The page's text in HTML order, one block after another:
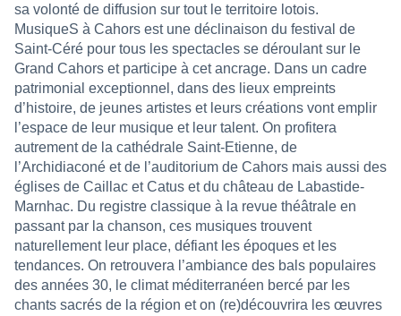
sa volonté de diffusion sur tout le territoire lotois.
MusiqueS à Cahors est une déclinaison du festival de
Saint-Céré pour tous les spectacles se déroulant sur le
Grand Cahors et participe à cet ancrage. Dans un cadre
patrimonial exceptionnel, dans des lieux empreints
d’histoire, de jeunes artistes et leurs créations vont emplir
l’espace de leur musique et leur talent. On profitera
autrement de la cathédrale Saint-Etienne, de
l’Archidiaconé et de l’auditorium de Cahors mais aussi des
églises de Caillac et Catus et du château de Labastide-
Marnhac. Du registre classique à la revue théâtrale en
passant par la chanson, ces musiques trouvent
naturellement leur place, défiant les époques et les
tendances. On retrouvera l’ambiance des bals populaires
des années 30, le climat méditerranéen bercé par les
chants sacrés de la région et on (re)découvrira les œuvres